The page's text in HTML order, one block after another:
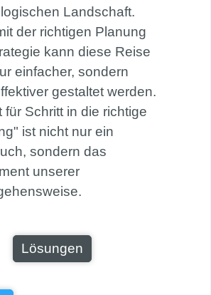
Landschaft.
der richtigen Planung
kann diese Reise
einfacher, sondern
gestaltet werden.
für Schritt in die richtige
ist nicht nur ein
sondern das
unserer
Lösungen